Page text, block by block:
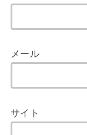
メール
サイト